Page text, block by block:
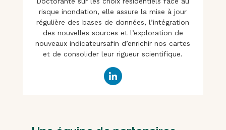
risque inondation, elle assure la mise à jour
régulière des bases de données, l’intégration
des nouvelles sources et l’exploration de
nouveaux indicateursafin d’enrichir nos cartes
et de consolider leur rigueur scientifique.